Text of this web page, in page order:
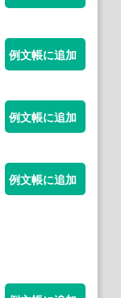
例文帳に追加
例文帳に追加
例文帳に追加